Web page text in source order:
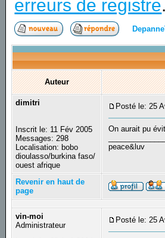
erreurs de registre.
Auteur
dimitri
Inscrit le: 11 Fév 2005
Messages: 298
Localisation: bobo
dioulasso/burkina faso/
ouest afrique
Posté le: 25
On aurait pu
peace&luv
Revenir en haut de
page
vin-moi
Administrateur
Posté le: 25